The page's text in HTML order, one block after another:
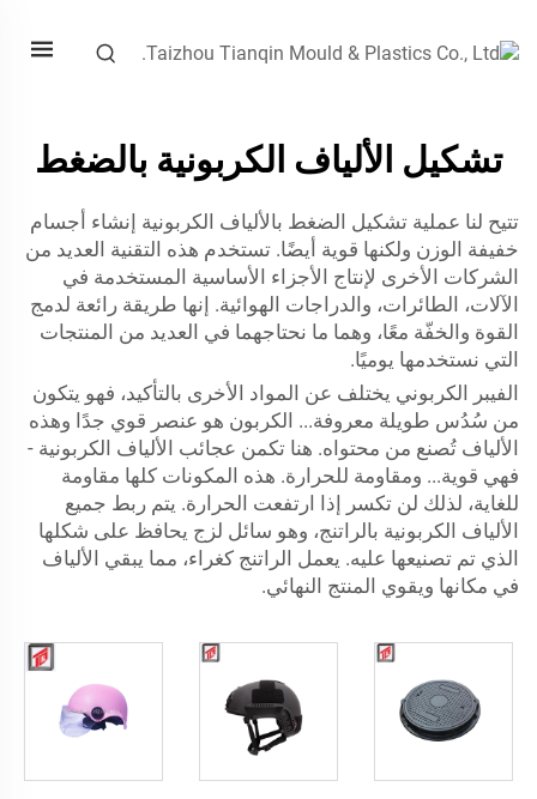
تشكيل الألياف الكربونية بالضغط
تتيح لنا عملية تشكيل الضغط بالألياف الكربونية إنشاء أجسام
خفيفة الوزن ولكنها قوية أيضًا. تستخدم هذه التقنية العديد من
الشركات الأخرى لإنتاج الأجزاء الأساسية المستخدمة في
الآلات، الطائرات، والدراجات الهوائية. إنها طريقة رائعة لدمج
القوة والخفّة معًا، وهما ما نحتاجهما في العديد من المنتجات
التي نستخدمها يوميًا.
الفيبر الكربوني يختلف عن المواد الأخرى بالتأكيد، فهو يتكون
من سُدُس طويلة معروفة... الكربون هو عنصر قوي جدًا وهذه
الألياف تُصنع من محتواه. هنا تكمن عجائب الألياف الكربونية -
فهي قوية... ومقاومة للحرارة. هذه المكونات كلها مقاومة
للغاية، لذلك لن تكسر إذا ارتفعت الحرارة. يتم ربط جميع
الألياف الكربونية بالراتنج، وهو سائل لزج يحافظ على شكلها
الذي تم تصنيعها عليه. يعمل الراتنج كغراء، مما يبقي الألياف
في مكانها ويقوي المنتج النهائي.